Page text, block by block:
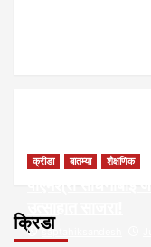
क्रिडा
क्रीडा बातम्या शैक्षणिक
पीएमश्री
saptahiksandesh